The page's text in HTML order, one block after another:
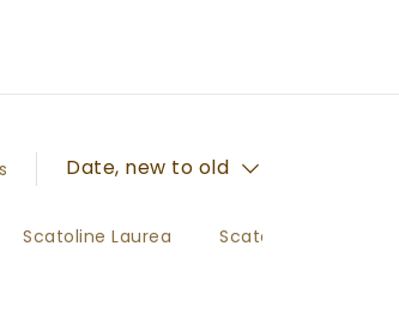
Date, new to old
Scatoline Laurea Scatoline